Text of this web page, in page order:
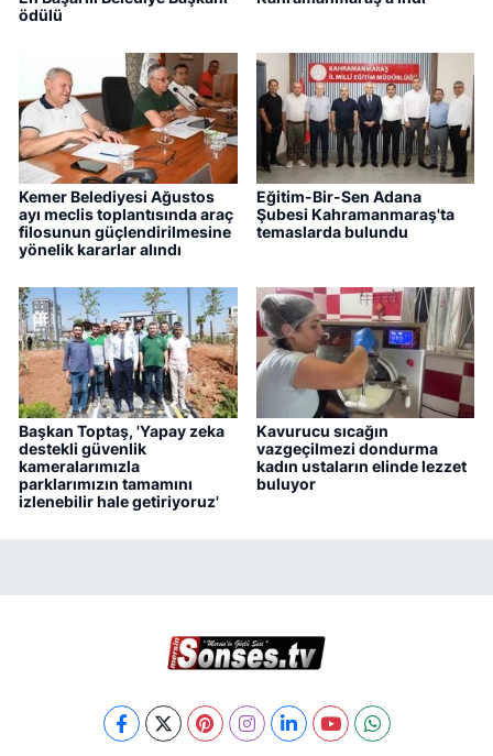
ödülü
Kemer Belediyesi Ağustos
ayı meclis toplantısında araç
filosunun güçlendirilmesine
yönelik kararlar alındı
Eğitim-Bir-Sen Adana
Şubesi Kahramanmaraş'ta
temaslarda bulundu
Başkan Toptaş, 'Yapay zeka
destekli güvenlik
kameralarımızla
parklarımızın tamamını
izlenebilir hale getiriyoruz'
Kavurucu sıcağın
vazgeçilmezi dondurma
kadın ustaların elinde lezzet
buluyor